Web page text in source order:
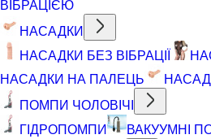
ВІБРАЦІЄЮ
НАСАДКИ
НАСАДКИ БЕЗ ВІБРАЦІЇ
НАСАДКИ НА ПАЛЕЦЬ
ПОМПИ ЧОЛОВІЧІ
ГІДРОПОМПИ
ВАКУУМНІ